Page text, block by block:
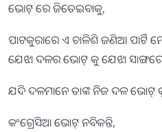
ଭୋଟ୍ ରେ ଜିତେଇବାକୁ,
ପାଟକୁରାରେ ଏ ଚାଳିଶି ଜଣିଆ ପାର୍ଟି
ଯେଝା ଦଳର ଭୋଟ୍ କୁ ଯେଝା
ଯଦି ଦଳମାନେ ତାଙ୍କ ନିଜ ଦଳ ଭୋଟ୍
କଂଗ୍ରେସିଆ ଭୋଟ୍ ନବିକନ୍ତି,